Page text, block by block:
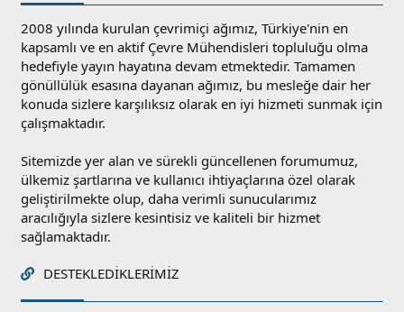
2008 yılında kurulan çevrimiçi ağımız, Türkiye'nin en
kapsamlı ve en aktif Çevre Mühendisleri topluluğu olma
hedefiyle yayın hayatına devam etmektedir. Tamamen
gönüllülük esasına dayanan ağımız, bu mesleğe dair her
konuda sizlere karşılıksız olarak en iyi hizmeti sunmak için
çalışmaktadır.
Sitemizde yer alan ve sürekli güncellenen forumumuz,
ülkemiz şartlarına ve kullanıcı ihtiyaçlarına özel olarak
geliştirilmekte olup, daha verimli sunucularımız
aracılığıyla sizlere kesintisiz ve kaliteli bir hizmet
sağlamaktadır.
DESTEKLEDIKLERIMIZ